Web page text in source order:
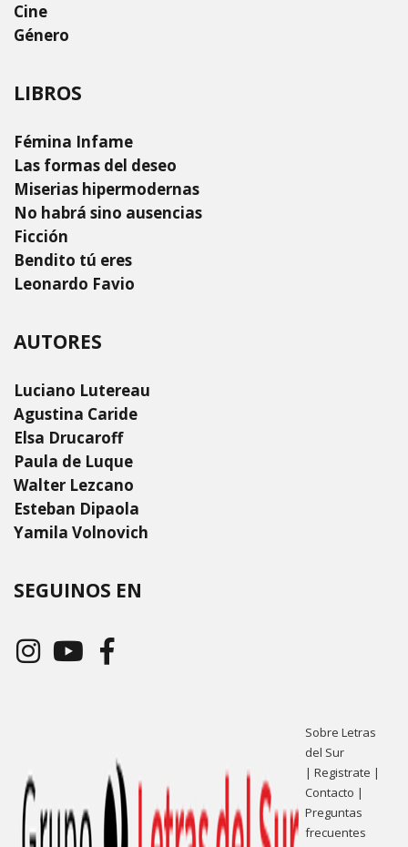
Cine
Género
LIBROS
Fémina Infame
Las formas del deseo
Miserias hipermodernas
No habrá sino ausencias
Ficción
Bendito tú eres
Leonardo Favio
AUTORES
Luciano Lutereau
Agustina Caride
Elsa Drucaroff
Paula de Luque
Walter Lezcano
Esteban Dipaola
Yamila Volnovich
SEGUINOS EN
Sobre Letras
del Sur
| Registrate |
Contacto |
Preguntas
frecuentes